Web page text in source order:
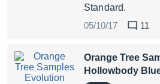
Standard.
05/10/17
11
Orange Tree
Hollowbody